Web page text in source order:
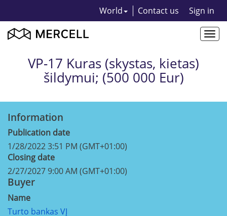
World Contact us Sign in
VP-17 Kuras (skystas, kietas)
šildymui; (500 000 Eur)
Information
Publication date
1/28/2022 3:51 PM (GMT+01:00)
Closing date
2/27/2027 9:00 AM (GMT+01:00)
Buyer
Name
Turto bankas VĮ